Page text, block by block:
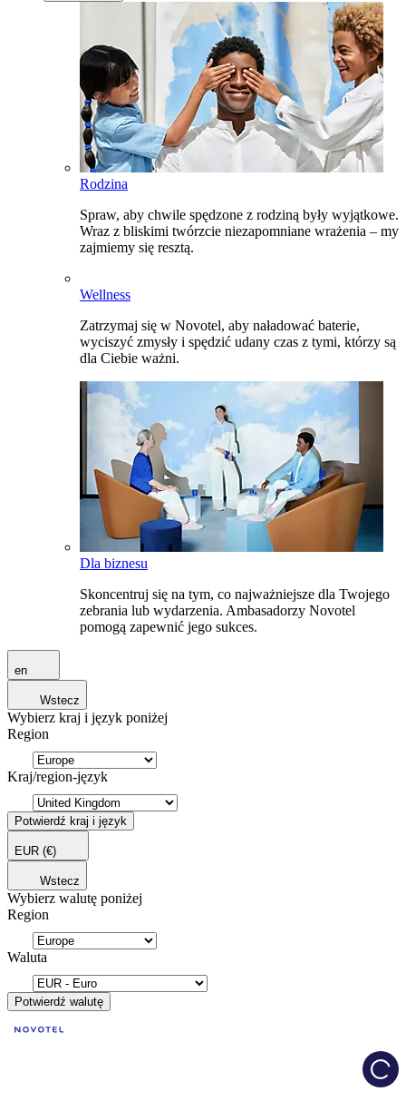
Rodzina
Spraw, aby chwile spędzone z rodziną były wyjątkowe.
Wraz z bliskimi twórzcie niezapomniane wrażenia – my
zajmiemy się resztą.
Wellness
Zatrzymaj się w Novotel, aby naładować baterie,
wyciszyć zmysły i spędzić udany czas z tymi, którzy są
dla Ciebie ważni.
Dla biznesu
Skoncentruj się na tym, co najważniejsze dla Twojego
zebrania lub wydarzenia. Ambasadorzy Novotel
pomogą zapewnić jego sukces.
en
Wstecz
Wybierz kraj i język poniżej
Region
Kraj/region-język
Potwierdź kraj i język
EUR (€)
Wstecz
Wybierz walutę poniżej
Region
Waluta
Potwierdź walutę